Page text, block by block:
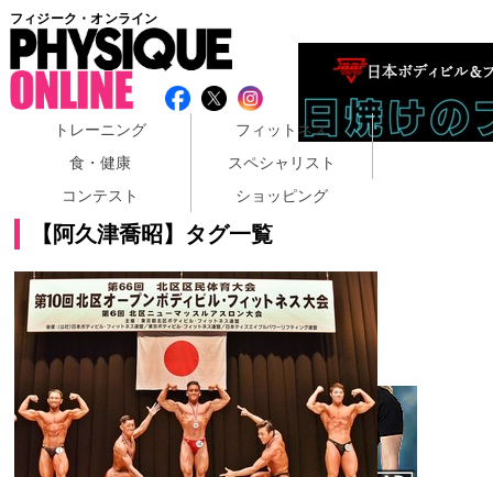
フィジーク・オンライン
トレーニング
フィットネス
食・健康
スペシャリスト
コンテスト
ショッピング
【阿久津喬昭】タグ一覧